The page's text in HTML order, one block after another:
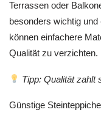
Terrassen oder
besonders wichtig
können einfachere
Qualität zu verzichten.
Tipp: Qualität zahlt
Günstige